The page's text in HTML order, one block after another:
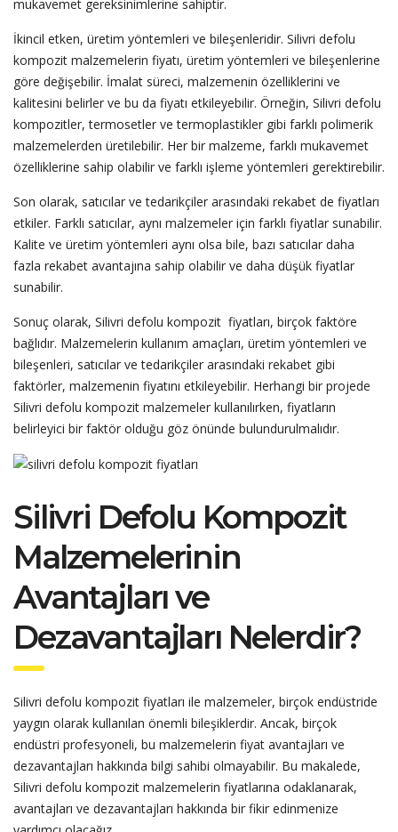
mukavemet gereksinimlerine sahiptir.
İkincil etken, üretim yöntemleri ve bileşenleridir. Silivri defolu
kompozit malzemelerin fiyatı, üretim yöntemleri ve bileşenlerine
göre değişebilir. İmalat süreci, malzemenin özelliklerini ve
kalitesini belirler ve bu da fiyatı etkileyebilir. Örneğin, Silivri defolu
kompozitler, termosetler ve termoplastikler gibi farklı polimerik
malzemelerden üretilebilir. Her bir malzeme, farklı mukavemet
özelliklerine sahip olabilir ve farklı işleme yöntemleri gerektirebilir.
Son olarak, satıcılar ve tedarikçiler arasındaki rekabet de fiyatları
etkiler. Farklı satıcılar, aynı malzemeler için farklı fiyatlar sunabilir.
Kalite ve üretim yöntemleri aynı olsa bile, bazı satıcılar daha
fazla rekabet avantajına sahip olabilir ve daha düşük fiyatlar
sunabilir.
Sonuç olarak, Silivri defolu kompozit fiyatları, birçok faktöre
bağlıdır. Malzemelerin kullanım amaçları, üretim yöntemleri ve
bileşenleri, satıcılar ve tedarikçiler arasındaki rekabet gibi
faktörler, malzemenin fiyatını etkileyebilir. Herhangi bir projede
Silivri defolu kompozit malzemeler kullanılırken, fiyatların
belirleyici bir faktör olduğu göz önünde bulundurulmalıdır.
Silivri Defolu Kompozit
Malzemelerinin
Avantajları ve
Dezavantajları Nelerdir?
Silivri defolu kompozit fiyatları ile malzemeler, birçok endüstride
yaygın olarak kullanılan önemli bileşiklerdir. Ancak, birçok
endüstri profesyoneli, bu malzemelerin fiyat avantajları ve
dezavantajları hakkında bilgi sahibi olmayabilir. Bu makalede,
Silivri defolu kompozit malzemelerin fiyatlarına odaklanarak,
avantajları ve dezavantajları hakkında bir fikir edinmenize